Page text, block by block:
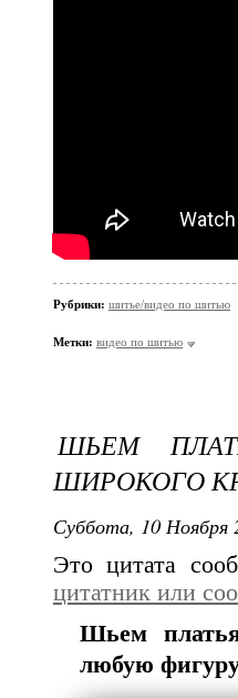
Рубрики: шитье/видео по шитью
Метки: видео по шитью
ШЬЕМ
ШИРОКОГО
Суббота, 10 Ноября
Это цитата
цитатник или
Шьем
любую